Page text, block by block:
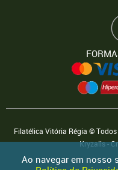
Ao navegar em nosso
Filatélica Vitória Régia ©
Kryzalis -